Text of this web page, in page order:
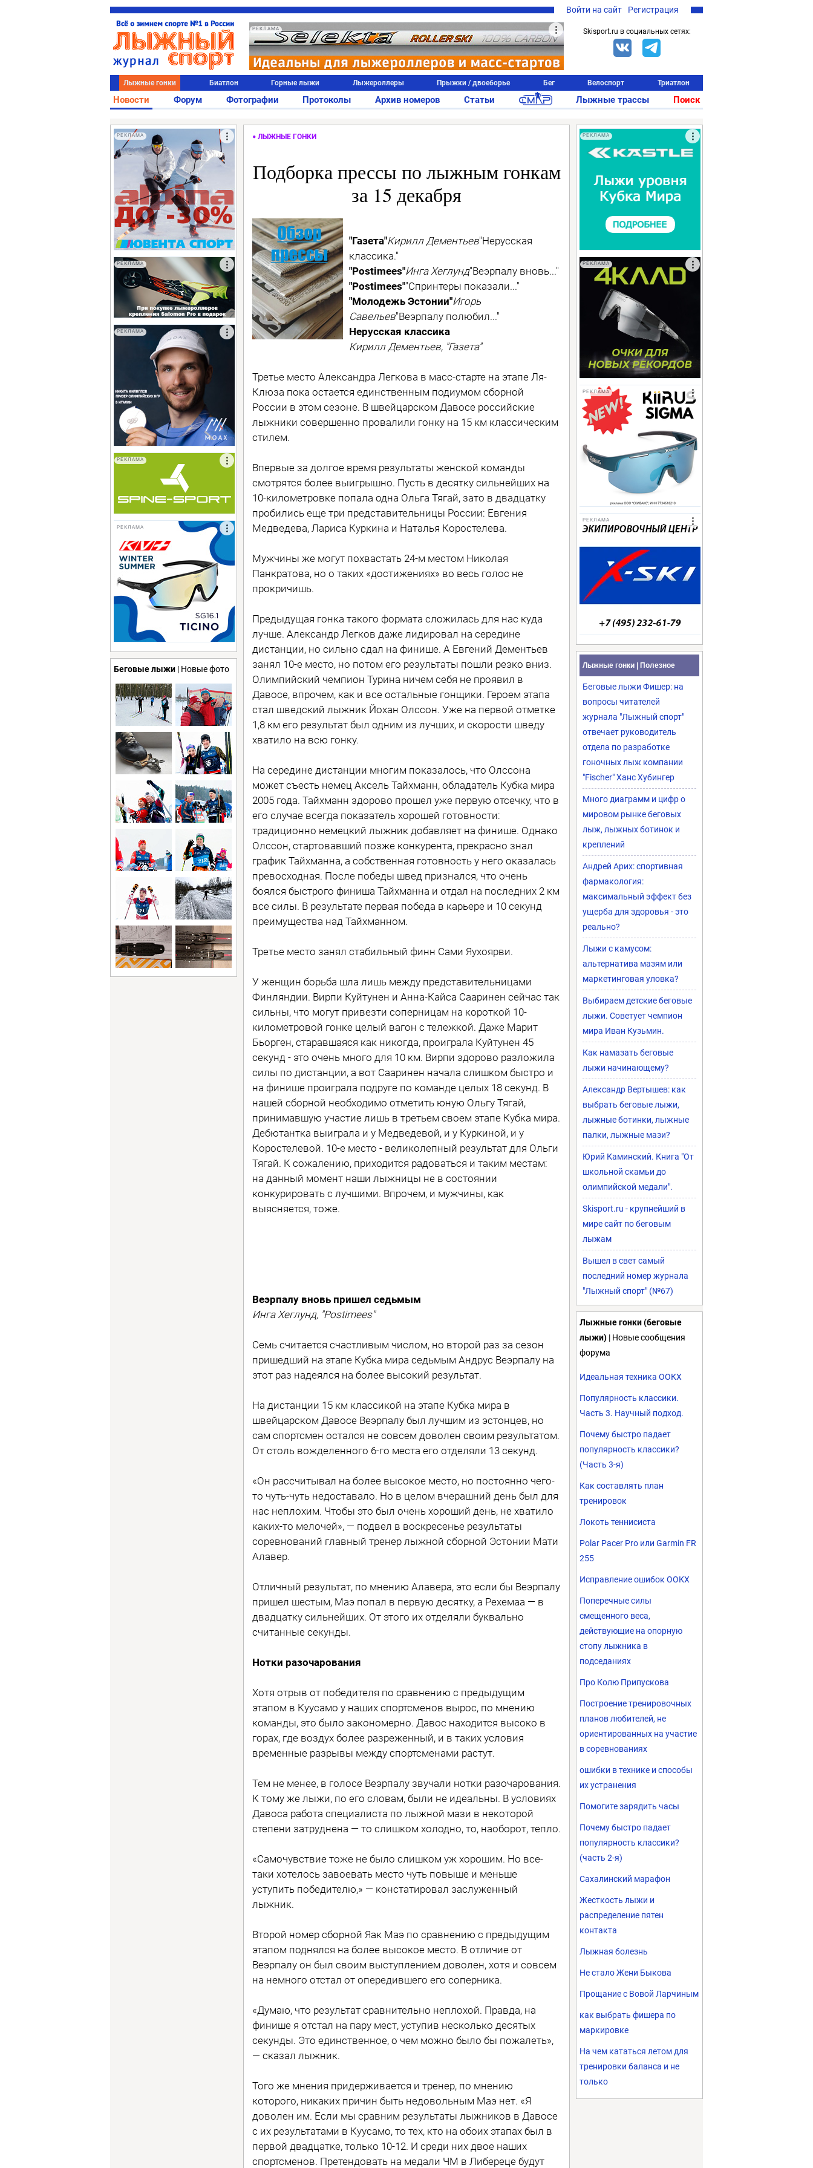
Войти на сайт Регистрация
РЕКЛАМА Skisport.ru в социальных сетях:
Лыжные гонки Биатлон Горные лыжи Лыжероллеры Прыжки / двоеборье Бег Велоспорт Триатлон
Новости Форум Фотографии Протоколы Архив номеров Статьи Лыжные трассы Поиск
РЕКЛАМА
РЕКЛАМА
РЕКЛАМА
РЕКЛАМА
РЕКЛАМА
Беговые лыжи | Новые фото
ЛЫЖНЫЕ ГОНКИ
Подборка прессы по лыжным гонкам
за 15 декабря
"Газета"Кирилл Дементьев"Нерусская
классика."
"Postimees"Инга Хеглунд"Веэрпалу вновь..."
"Postimees""Спринтеры показали..."
"Молодежь Эстонии"Игорь
Савельев"Веэрпалу полюбил..."
Нерусская классика
Кирилл Дементьев, "Газета"
Третье место Александра Легкова в масс-старте на этапе Ля-
Клюза пока остается единственным подиумом сборной
России в этом сезоне. В швейцарском Давосе российские
лыжники совершенно провалили гонку на 15 км классическим
стилем.
Впервые за долгое время результаты женской команды
смотрятся более выигрышно. Пусть в десятку сильнейших на
10-километровке попала одна Ольга Тягай, зато в двадцатку
пробились еще три представительницы России: Евгения
Медведева, Лариса Куркина и Наталья Коростелева.
Мужчины же могут похвастать 24-м местом Николая
Панкратова, но о таких «достижениях» во весь голос не
прокричишь.
Предыдущая гонка такого формата сложилась для нас куда
лучше. Александр Легков даже лидировал на середине
дистанции, но сильно сдал на финише. А Евгений Дементьев
занял 10-е место, но потом его результаты пошли резко вниз.
Олимпийский чемпион Турина ничем себя не проявил в
Давосе, впрочем, как и все остальные гонщики. Героем этапа
стал шведский лыжник Йохан Олссон. Уже на первой отметке
1,8 км его результат был одним из лучших, и скорости шведу
хватило на всю гонку.
На середине дистанции многим показалось, что Олссона
может съесть немец Аксель Тайхманн, обладатель Кубка мира
2005 года. Тайхманн здорово прошел уже первую отсечку, что в
его случае всегда показатель хорошей готовности:
традиционно немецкий лыжник добавляет на финише. Однако
Олссон, стартовавший позже конкурента, прекрасно знал
график Тайхманна, а собственная готовность у него оказалась
превосходная. После победы швед признался, что очень
боялся быстрого финиша Тайхманна и отдал на последних 2 км
все силы. В результате первая победа в карьере и 10 секунд
преимущества над Тайхманном.
Третье место занял стабильный финн Сами Яухоярви.
У женщин борьба шла лишь между представительницами
Финляндии. Вирпи Куйтунен и Анна-Кайса Сааринен сейчас так
сильны, что могут привезти соперницам на короткой 10-
километровой гонке целый вагон с тележкой. Даже Марит
Бьорген, старавшаяся как никогда, проиграла Куйтунен 45
секунд - это очень много для 10 км. Вирпи здорово разложила
силы по дистанции, а вот Сааринен начала слишком быстро и
на финише проиграла подруге по команде целых 18 секунд. В
нашей сборной необходимо отметить юную Ольгу Тягай,
принимавшую участие лишь в третьем своем этапе Кубка мира.
Дебютантка выиграла и у Медведевой, и у Куркиной, и у
Коростелевой. 10-е место - великолепный результат для Ольги
Тягай. К сожалению, приходится радоваться и таким местам:
на данный момент наши лыжницы не в состоянии
конкурировать с лучшими. Впрочем, и мужчины, как
выясняется, тоже.
Веэрпалу вновь пришел седьмым
Инга Хеглунд, "Postimees"
Семь считается счастливым числом, но второй раз за сезон
пришедший на этапе Кубка мира седьмым Андрус Веэрпалу на
этот раз надеялся на более высокий результат.
На дистанции 15 км классикой на этапе Кубка мира в
швейцарском Давосе Веэрпалу был лучшим из эстонцев, но
сам спортсмен остался не совсем доволен своим результатом.
От столь вожделенного 6-го места его отделяли 13 секунд.
«Он рассчитывал на более высокое место, но постоянно чего-
то чуть-чуть недоставало. Но в целом вчерашний день был для
нас неплохим. Чтобы это был очень хороший день, не хватило
каких-то мелочей», — подвел в воскресенье результаты
соревнований главный тренер лыжной сборной Эстонии Мати
Алавер.
Отличный результат, по мнению Алавера, это если бы Веэрпалу
пришел шестым, Маэ попал в первую десятку, а Рехемаа — в
двадцатку сильнейших. От этого их отделяли буквально
считанные секунды.
Нотки разочарования
Хотя отрыв от победителя по сравнению с предыдущим
этапом в Куусамо у наших спортсменов вырос, по мнению
команды, это было закономерно. Давос находится высоко в
горах, где воздух более разреженный, и в таких условия
временные разрывы между спортсменами растут.
Тем не менее, в голосе Веэрпалу звучали нотки разочарования.
К тому же лыжи, по его словам, были не идеальны. В условиях
Давоса работа специалиста по лыжной мази в некоторой
степени затруднена — то слишком холодно, то, наоборот, тепло.
«Самочувствие тоже не было слишком уж хорошим. Но все-
таки хотелось завоевать место чуть повыше и меньше
уступить победителю,» — констатировал заслуженный
лыжник.
Второй номер сборной Яак Маэ по сравнению с предыдущим
этапом поднялся на более высокое мес­то. В отличие от
Веэрпалу он был своим выступлением доволен, хотя и совсем
на немного отстал от опередившего его соперника.
«Думаю, что результат сравнительно неплохой. Правда, на
финише я отстал на пару мест, уступив несколько десятых
секунды. Это единственное, о чем можно было бы пожалеть»,
— сказал лыжник.
Того же мнения придерживается и тренер, по мнению
которого, никаких причин быть недовольным Маэ нет. «Я
доволен им. Если мы сравним результаты лыжников в Давосе
с их результатами в Куусамо, то тех, кто на обоих этапах был в
первой двадцатке, только 10-12. И среди них двое наших
спортсменов. Претендовать на медали ЧМ в Либереце будут
РЕКЛАМА
РЕКЛАМА
РЕКЛАМА
РЕКЛАМА
Лыжные гонки | Полезное
Беговые лыжи Фишер: на
вопросы читателей
журнала "Лыжный спорт"
отвечает руководитель
отдела по разработке
гоночных лыж компании
"Fischer" Ханс Хубингер
Много диаграмм и цифр о
мировом рынке беговых
лыж, лыжных ботинок и
креплений
Андрей Арих: спортивная
фармакология:
максимальный эффект без
ущерба для здоровья - это
реально?
Лыжи с камусом:
альтернатива мазям или
маркетинговая уловка?
Выбираем детские беговые
лыжи. Советует чемпион
мира Иван Кузьмин.
Как намазать беговые
лыжи начинающему?
Александр Вертышев: как
выбрать беговые лыжи,
лыжные ботинки, лыжные
палки, лыжные мази?
Юрий Каминский. Книга "От
школьной скамьи до
олимпийской медали".
Skisport.ru - крупнейший в
мире сайт по беговым
лыжам
Вышел в свет самый
последний номер журнала
"Лыжный спорт" (№67)
Лыжные гонки (беговые
лыжи) | Новые сообщения
форума
Идеальная техника ООКХ
Популярность классики.
Часть 3. Научный подход.
Почему быстро падает
популярность классики?
(Часть 3-я)
Как составлять план
тренировок
Локоть теннисиста
Polar Pacer Pro или Garmin FR
255
Исправление ошибок ООКХ
Поперечные силы
смещенного веса,
действующие на опорную
стопу лыжника в
подседаниях
Про Колю Припускова
Построение тренировочных
планов любителей, не
ориентированных на участие
в соревнованиях
ошибки в технике и способы
их устранения
Помогите зарядить часы
Почему быстро падает
популярность классики?
(часть 2-я)
Сахалинский марафон
Жесткость лыжи и
распределение пятен
контакта
Лыжная болезнь
Не стало Жени Быкова
Прощание с Вовой Ларчиным
как выбрать фишера по
маркировке
На чем кататься летом для
тренировки баланса и не
только